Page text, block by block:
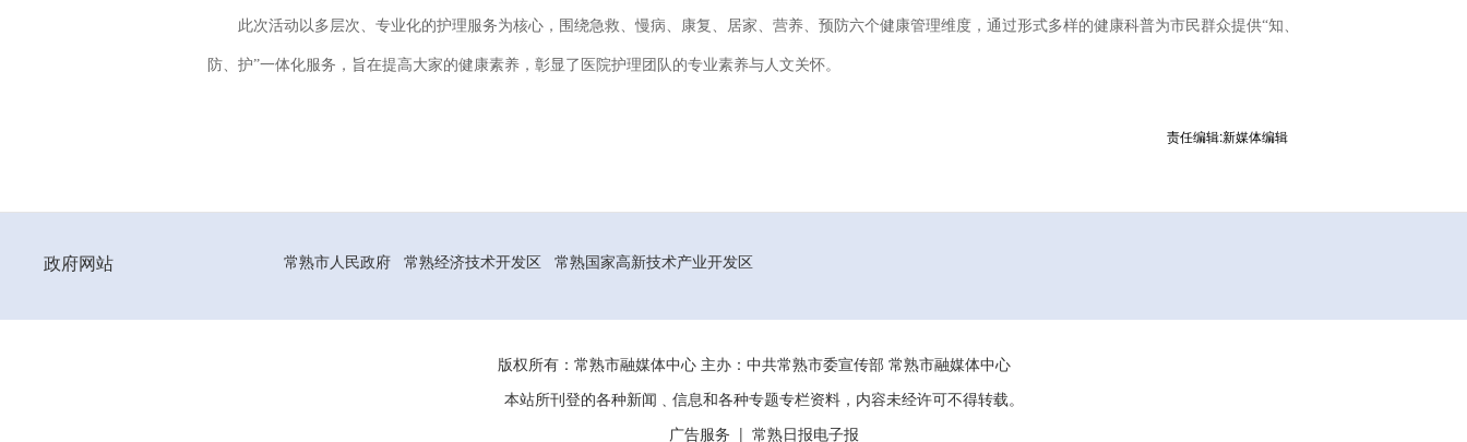
此次活动以多层次、专业化的护理服务为核心，围绕急救、慢病、康复、居家、营养、预防六个健康管理维度，通过形式多样的健康科普为市民群众提供“知、
防、护”一体化服务，旨在提高大家的健康素养，彰显了医院护理团队的专业素养与人文关怀。
责任编辑:新媒体编辑
政府网站 常熟市人民政府 常熟经济技术开发区 常熟国家高新技术产业开发区
版权所有：常熟市融媒体中心 主办：中共常熟市委宣传部 常熟市融媒体中心
本站所刊登的各种新闻﹑信息和各种专题专栏资料，内容未经许可不得转载。
广告服务 常熟日报电子报